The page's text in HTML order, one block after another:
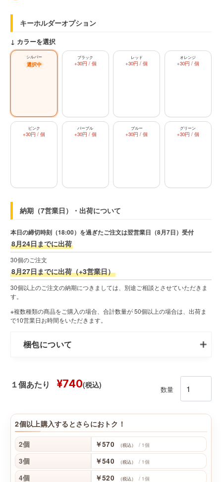
キーホルダーオプション
↓ カラーを選択
シルバー ブラック
+30円 / 個
レッド
+30円 / 個
オレンジ
+30円 / 個
ピンク
+30円 / 個
パープル
+30円 / 個
ブルー
+30円 / 個
グリーン
+30円 / 個
納期（7営業日）・出荷について
本日の締切時刻（18:00）を過ぎたご注文は翌営業日（8月7日）受付
8月24日までに出荷
30個のご注文
8月27日までに出荷（+3営業日）
30個以上のご注文の納期につきましては、別途ご相談とさせていただきま
す。
※複数種類の商品をご購入の場合、合計数量が 50個以上の場合は、出荷ま
で10営業日お時間をいただきます。
梱包について
１個あたり ¥740(税込)
数量
2個以上購入するとさらにおトク！
2個 ￥570 （税込） / 1個
3個 ￥540 （税込） / 1個
4個 ￥520 （税込） / 1個